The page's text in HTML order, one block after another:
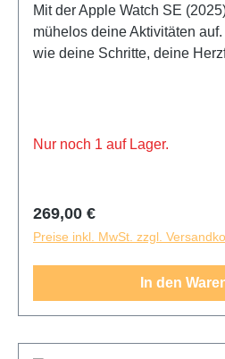
Mit der Apple Watch SE
mühelos deine Aktivitäten
wie deine Schritte, deine
Nur noch 1 auf Lager.
Regulärer Preis:
269,00 €
Preise inkl. MwSt. zzgl.
In den